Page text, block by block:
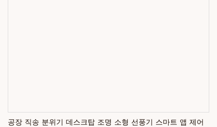
공장 직송 분위기 데스크탑 조명 소형 선풍기 스마트 앱 제어